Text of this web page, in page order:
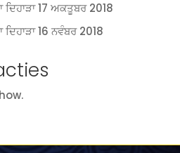
17 ਅਕਤੂਬਰ 2018
16 ਨਵੰਬਰ 2018